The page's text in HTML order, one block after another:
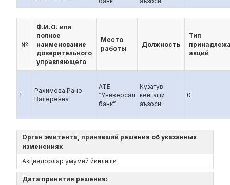
№
Ф.И.О. или
полное
наименование
доверительного
управляющего
Место
работы
Должность
Тип
акций
1
Рахимова Рано
Валеревна
АТБ
“Универсал
банк”
Кузатув
кенгаши
аъзоси
0
Орган эмитента, принявший решения об указанных
изменениях
Акциядорлар умумий йиғилиши
Дата принятия решения: